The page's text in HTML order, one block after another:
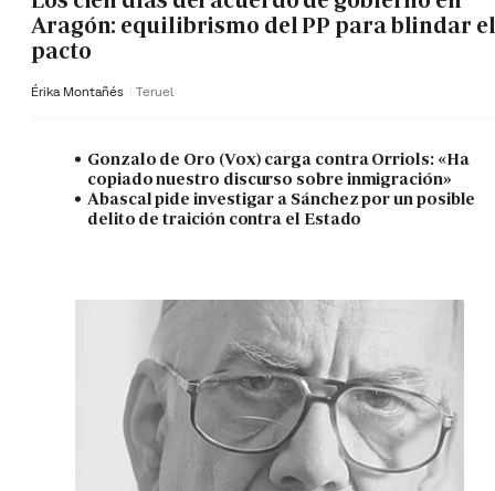
Aragón: equilibrismo del PP para blindar el
pacto
Érika Montañés Teruel
Gonzalo de Oro (Vox) carga contra Orriols: «Ha
copiado nuestro discurso sobre inmigración»
Abascal pide investigar a Sánchez por un posible
delito de traición contra el Estado